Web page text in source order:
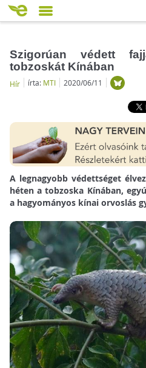
Szigorúan védett
tobzoskát Kínában
Hír írta: MTI 2020/06/11
A legnagyobb védettséget
héten a tobzoska Kínában,
a hagyományos kínai orvoslás